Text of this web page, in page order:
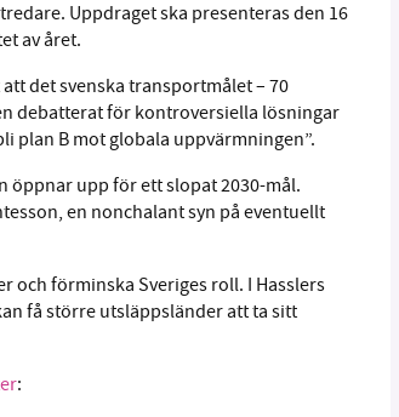
Uppdraget ska presenteras den 16
av året.
det svenska transportmålet – 70
debatterat för kontroversiella lösningar
plan B mot globala uppvärmningen”.
öppnar upp för ett slopat 2030-mål.
en nonchalant syn på eventuellt
och förminska Sveriges roll. I Hasslers
få större utsläppsländer att ta sitt
:
1231368703